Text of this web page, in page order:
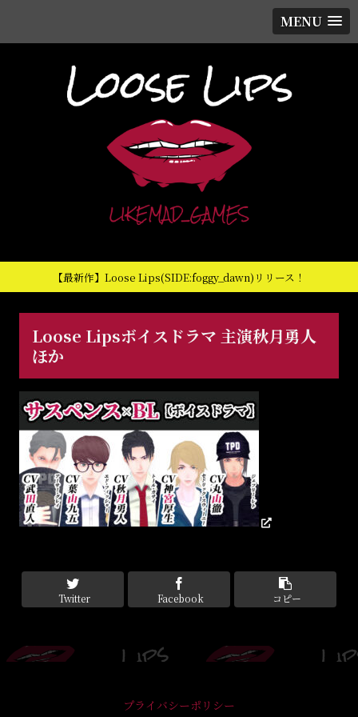
MENU
【最新作】Loose Lips(SIDE:foggy_dawn)リリース！
Loose Lipsボイスドラマ 主演秋月勇人
ほか
Twitter Facebook コピー
プライバシーポリシー